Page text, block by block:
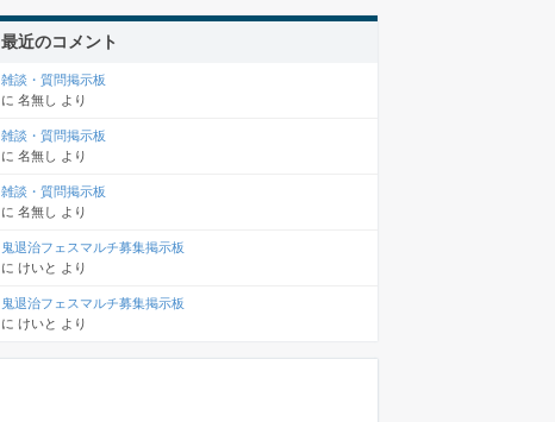
最近のコメント
雑談・質問掲示板
に 名無し より
雑談・質問掲示板
に 名無し より
雑談・質問掲示板
に 名無し より
鬼退治フェスマルチ募集掲示板
に けいと より
鬼退治フェスマルチ募集掲示板
に けいと より